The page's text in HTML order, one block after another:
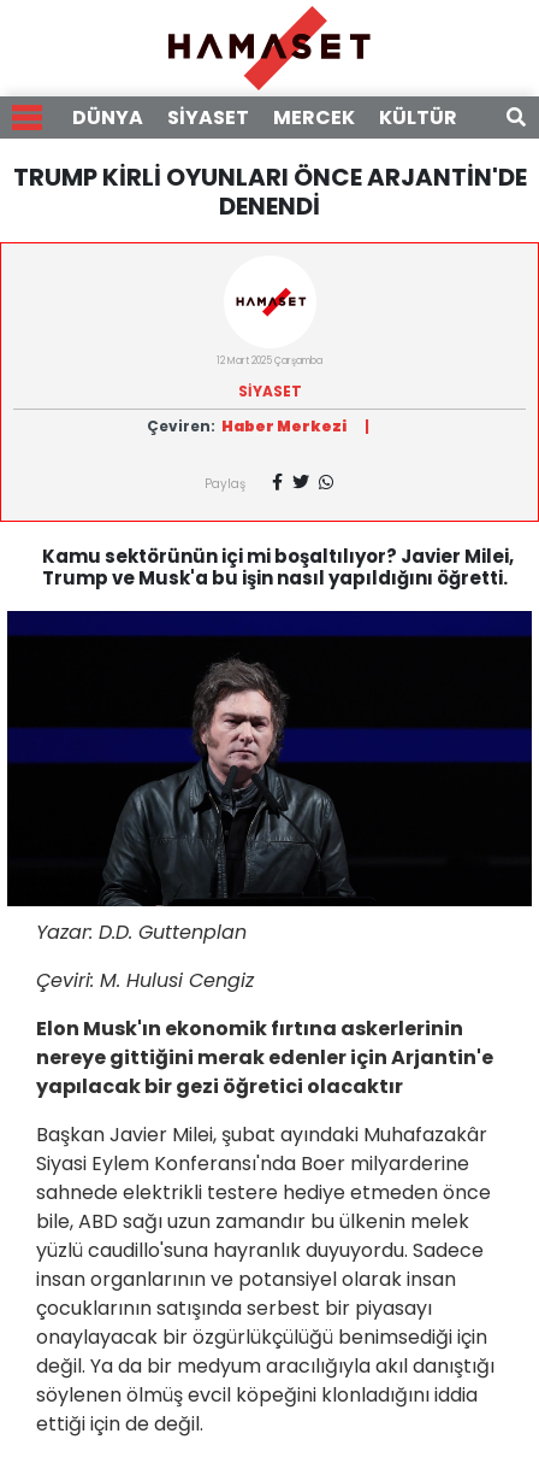
DÜNYA SİYASET MERCEK KÜLTÜR
TRUMP KİRLİ OYUNLARI ÖNCE ARJANTİN'DE
DENENDİ
12 Mart 2025 Çarşamba
SİYASET
Çeviren: Haber Merkezi |
Paylaş
Kamu sektörünün içi mi boşaltılıyor? Javier Milei,
Trump ve Musk'a bu işin nasıl yapıldığını öğretti.
Yazar: D.D. Guttenplan
Çeviri: M. Hulusi Cengiz
Elon Musk'ın ekonomik fırtına askerlerinin
nereye gittiğini merak edenler için Arjantin'e
yapılacak bir gezi öğretici olacaktır
Başkan Javier Milei, şubat ayındaki Muhafazakâr
Siyasi Eylem Konferansı'nda Boer milyarderine
sahnede elektrikli testere hediye etmeden önce
bile, ABD sağı uzun zamandır bu ülkenin melek
yüzlü caudillo'suna hayranlık duyuyordu. Sadece
insan organlarının ve potansiyel olarak insan
çocuklarının satışında serbest bir piyasayı
onaylayacak bir özgürlükçülüğü benimsediği için
değil. Ya da bir medyum aracılığıyla akıl danıştığı
söylenen ölmüş evcil köpeğini klonladığını iddia
ettiği için de değil.